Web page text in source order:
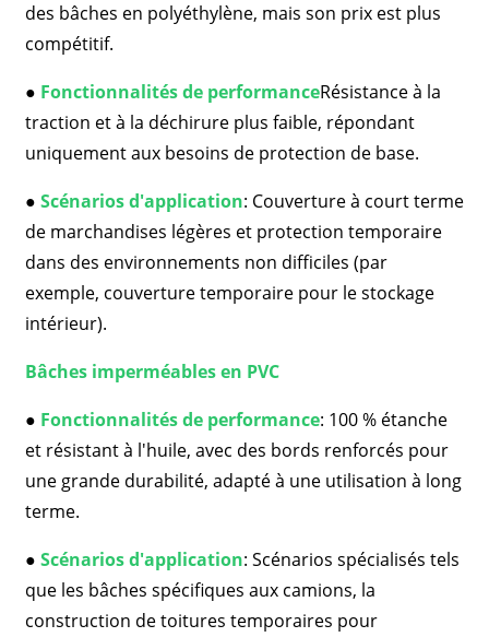
des bâches en polyéthylène, mais son prix est plus
compétitif.
● Fonctionnalités de performanceRésistance à la
traction et à la déchirure plus faible, répondant
uniquement aux besoins de protection de base.
● Scénarios d'application: Couverture à court terme
de marchandises légères et protection temporaire
dans des environnements non difficiles (par
exemple, couverture temporaire pour le stockage
intérieur).
Bâches imperméables en PVC
● Fonctionnalités de performance: 100 % étanche
et résistant à l'huile, avec des bords renforcés pour
une grande durabilité, adapté à une utilisation à long
terme.
● Scénarios d'application: Scénarios spécialisés tels
que les bâches spécifiques aux camions, la
construction de toitures temporaires pour